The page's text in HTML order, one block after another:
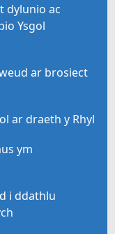
dylunio ac
Ysgol
ar brosiect
ar draeth y Rhyl
ym
i ddathlu